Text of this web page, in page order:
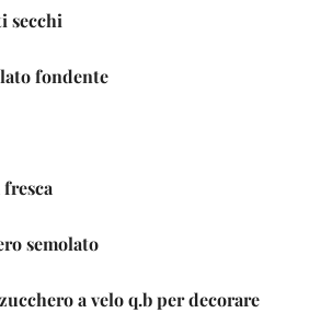
secchi
fondente
semolato
a velo q.b per decorare